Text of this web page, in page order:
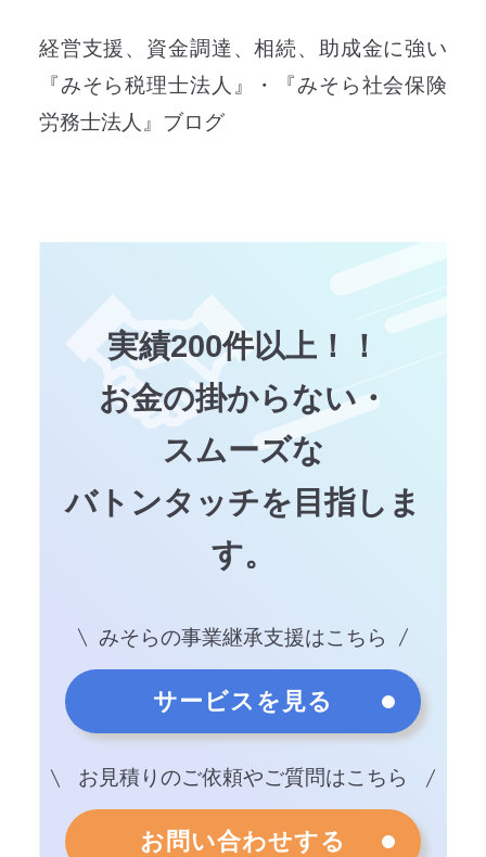
経営支援、資金調達、相続、助成金に強い
『みそら税理士法人』・『みそら社会保険
労務士法人』ブログ
実績200件以上！！
お金の掛からない・
スムーズな
バトンタッチを目指しま
す。
みそらの事業継承支援はこちら
サービスを見る
お見積りのご依頼やご質問はこちら
お問い合わせする